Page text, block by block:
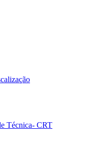
Técnica- CRT